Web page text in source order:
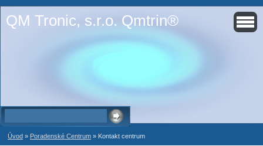
QM Tronic, s.r.o. Qmtrin®
Úvod » Poradenské Centrum » Kontakt centrum